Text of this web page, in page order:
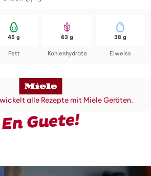
Fett
45 g
Kohlenhydrate
63 g
Eiweiss
38 g
alle Rezepte mit Miele Geräten.
En Guete!